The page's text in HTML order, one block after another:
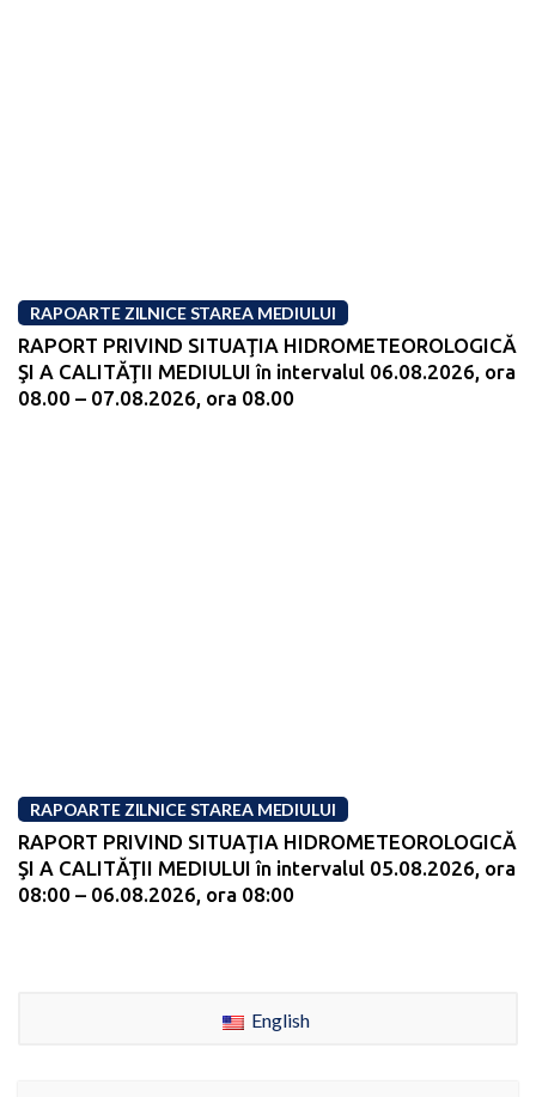
RAPOARTE ZILNICE STAREA MEDIULUI
RAPORT PRIVIND SITUAŢIA HIDROMETEOROLOGICĂ
ŞI A CALITĂŢII MEDIULUI în intervalul 06.08.2026, ora
08.00 – 07.08.2026, ora 08.00
RAPOARTE ZILNICE STAREA MEDIULUI
RAPORT PRIVIND SITUAŢIA HIDROMETEOROLOGICĂ
ŞI A CALITĂŢII MEDIULUI în intervalul 05.08.2026, ora
08:00 – 06.08.2026, ora 08:00
English